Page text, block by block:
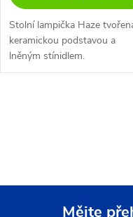
Stolní lampička Haze
keramickou podstavou a
lněným stínidlem.
Mějte